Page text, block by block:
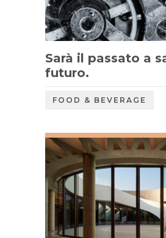
Sarà il passato a
futuro.
FOOD & BEVERAGE